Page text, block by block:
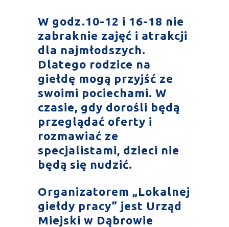
W godz.10-12 i 16-18 nie
zabraknie zajęć i atrakcji
dla najmłodszych.
Dlatego rodzice na
giełdę mogą przyjść ze
swoimi pociechami. W
czasie, gdy dorośli będą
przeglądać oferty i
rozmawiać ze
specjalistami, dzieci nie
będą się nudzić.
Organizatorem „Lokalnej
giełdy pracy” jest Urząd
Miejski w Dąbrowie